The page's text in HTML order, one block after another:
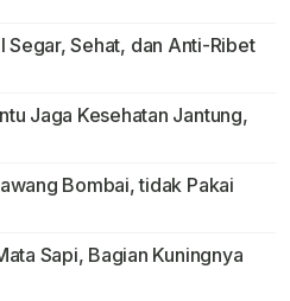
Segar, Sehat, dan Anti-Ribet
Jaga Kesehatan Jantung,
Bombai, tidak Pakai
Sapi, Bagian Kuningnya